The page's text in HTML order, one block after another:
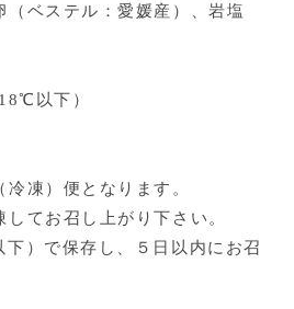
（ベステル：愛媛産）、岩塩
以下）
凍）便となります。
てお召し上がり下さい。
）で保存し、５日以内にお召